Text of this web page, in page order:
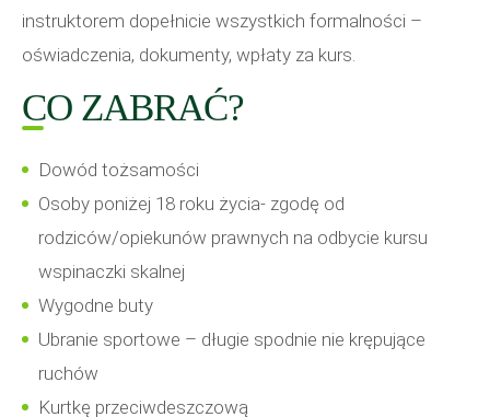
instruktorem dopełnicie wszystkich formalności –
oświadczenia, dokumenty, wpłaty za kurs.
CO ZABRAĆ?
Dowód tożsamości
Osoby poniżej 18 roku życia- zgodę od
rodziców/opiekunów prawnych na odbycie kursu
wspinaczki skalnej
Wygodne buty
Ubranie sportowe – długie spodnie nie krępujące
ruchów
Kurtkę przeciwdeszczową